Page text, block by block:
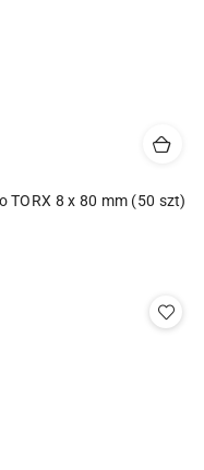
TORX 8 x 80 mm (50 szt)